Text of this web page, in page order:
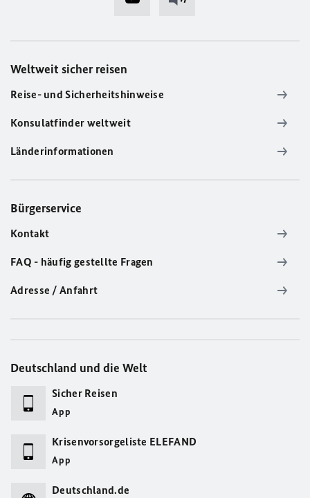
Weltweit sicher reisen
Reise- und Sicherheitshinweise
Konsulatfinder weltweit
Länderinformationen
Bürgerservice
Kontakt
FAQ - häufig gestellte Fragen
Adresse / Anfahrt
Deutschland und die Welt
Sicher Reisen
App
Krisenvorsorgeliste ELEFAND
App
Deutschland.de